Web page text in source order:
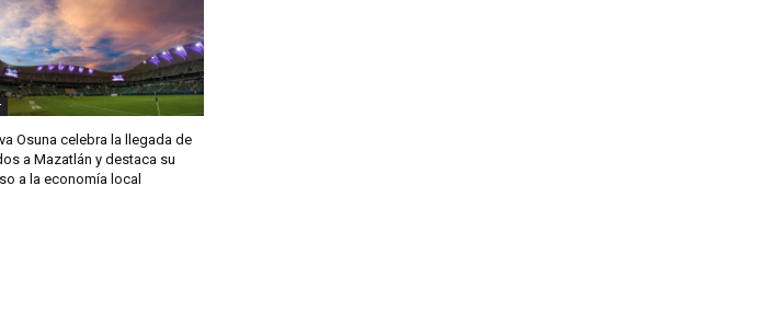
Osuna celebra la llegada de
a Mazatlán y destaca su
a la economía local